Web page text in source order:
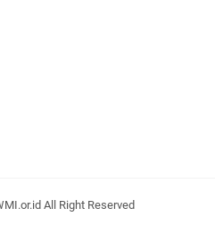
tool for sports activities
All Right Reserved